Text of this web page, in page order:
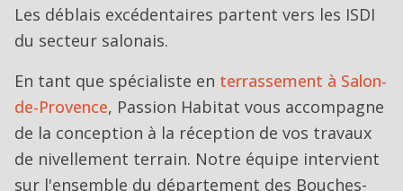
Les déblais excédentaires partent vers les ISDI
du secteur salonais.
En tant que spécialiste en terrassement à Salon-
de-Provence, Passion Habitat vous accompagne
de la conception à la réception de vos travaux
de nivellement terrain. Notre équipe intervient
sur l'ensemble du département des Bouches-